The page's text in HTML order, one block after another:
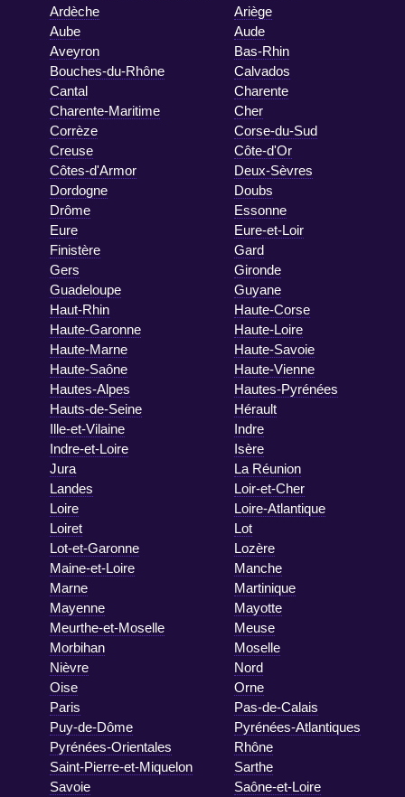
Ardèche
Ariège
Aube
Aude
Aveyron
Bas-Rhin
Bouches-du-Rhône
Calvados
Cantal
Charente
Charente-Maritime
Cher
Corrèze
Corse-du-Sud
Creuse
Côte-d'Or
Côtes-d'Armor
Deux-Sèvres
Dordogne
Doubs
Drôme
Essonne
Eure
Eure-et-Loir
Finistère
Gard
Gers
Gironde
Guadeloupe
Guyane
Haut-Rhin
Haute-Corse
Haute-Garonne
Haute-Loire
Haute-Marne
Haute-Savoie
Haute-Saône
Haute-Vienne
Hautes-Alpes
Hautes-Pyrénées
Hauts-de-Seine
Hérault
Ille-et-Vilaine
Indre
Indre-et-Loire
Isère
Jura
La Réunion
Landes
Loir-et-Cher
Loire
Loire-Atlantique
Loiret
Lot
Lot-et-Garonne
Lozère
Maine-et-Loire
Manche
Marne
Martinique
Mayenne
Mayotte
Meurthe-et-Moselle
Meuse
Morbihan
Moselle
Nièvre
Nord
Oise
Orne
Paris
Pas-de-Calais
Puy-de-Dôme
Pyrénées-Atlantiques
Pyrénées-Orientales
Rhône
Saint-Pierre-et-Miquelon
Sarthe
Savoie
Saône-et-Loire